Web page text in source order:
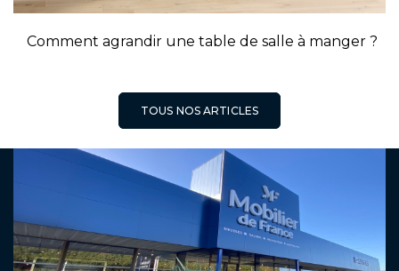
Comment agrandir une table de salle à manger ?
TOUS NOS ARTICLES